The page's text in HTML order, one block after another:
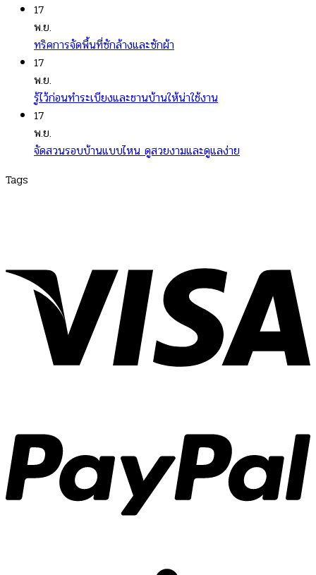
17
พ.ย.
ทริคการจัดพื้นที่ซักล้างและซักผ้า
17
พ.ย.
รู้ไว้ก่อนทำระเบียงและชานบ้านให้น่าใช้งาน
17
พ.ย.
จัดสวนรอบบ้านแบบไหน ดูสวยงามและดูแลง่าย
Tags